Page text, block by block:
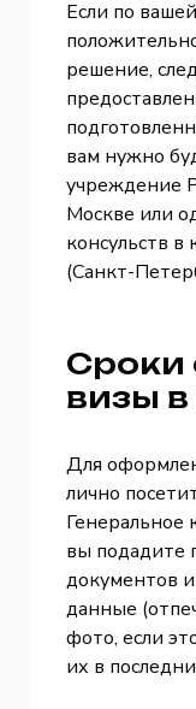
Если по
решение,
вам нужно
учреждение
Москве или
консульств в
(Санкт-
визы
Для
лично
Генеральное
вы подадите
документов
данные
фото, если
их в